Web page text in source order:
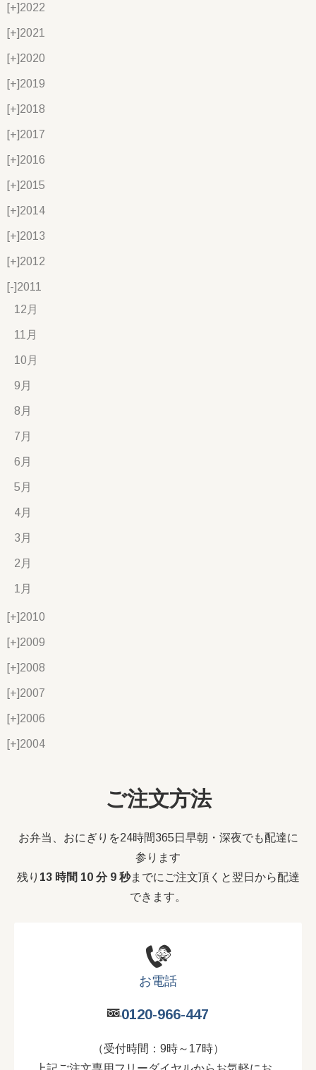
[+]2022
[+]2021
[+]2020
[+]2019
[+]2018
[+]2017
[+]2016
[+]2015
[+]2014
[+]2013
[+]2012
[-]2011
12月
11月
10月
9月
8月
7月
6月
5月
4月
3月
2月
1月
[+]2010
[+]2009
[+]2008
[+]2007
[+]2006
[+]2004
ご注文方法
お弁当、おにぎりを24時間365日早朝・深夜でも配達に
参ります
残り 13 時間 10 分 8 秒までにご注文頂くと翌日から配達
できます。
お電話
0120-966-447
（受付時間：9時～17時）